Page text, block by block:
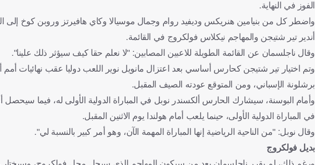
الفوز في النهاية.
واضطر كل من بنيامين هنريكس وديفيد روام وجمال موسيالا وكاي هافيرتز وروبن كوخ إلى
أندير تير شتيجن والمهاجم نيكلاس فولكروج في القائمة.
وقال ناجلسمان عن القائمة الطويلة للاعبين المصابين: "لا نعلم حقا كيف سيؤثر ذلك علينا".
برشلونة الإسباني، ومن المتوقع عودته الصيف المقبل.
وأمام البوسنة، سيشارك الحارس ألكسندر نوبل في المباراة الدولية الأولى له، فيما
في المباراة الدولية الأولى، حينما يلعب أمام هولندا يوم الاثنين المقبل.
وقال نوبل: "من الناحية الرياضية إنها المباراة المهمة الآن، وهو أمر كبير بالنسبة لي".
بديل فولكروج